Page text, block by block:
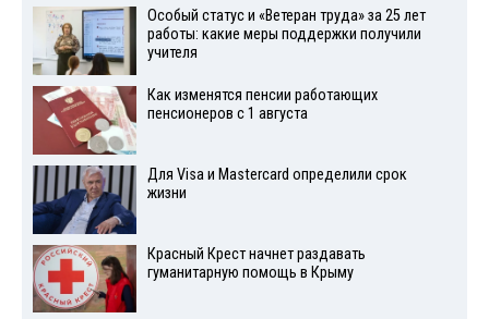
Особый статус и «Ветеран труда» за 25 лет
работы: какие меры поддержки получили
учителя
Как изменятся пенсии работающих
пенсионеров с 1 августа
Для Visа и Mastercard определили срок
жизни
Красный Крест начнет раздавать
гуманитарную помощь в Крыму